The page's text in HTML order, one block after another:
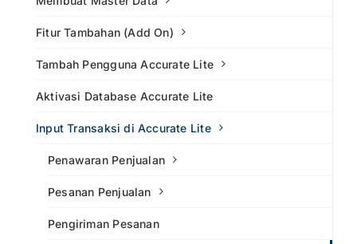
Fitur Tambahan (Add On)
Tambah Pengguna Accurate Lite
Aktivasi Database Accurate Lite
Input Transaksi di Accurate Lite
Penawaran Penjualan
Pesanan Penjualan
Pengiriman Pesanan